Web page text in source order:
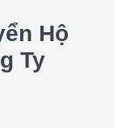
Hộ
Ty